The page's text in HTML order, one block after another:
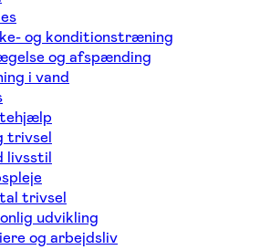
og konditionstræning
og afspænding
i vand
trivsel
livsstil
trivsel
udvikling
og arbejdsliv